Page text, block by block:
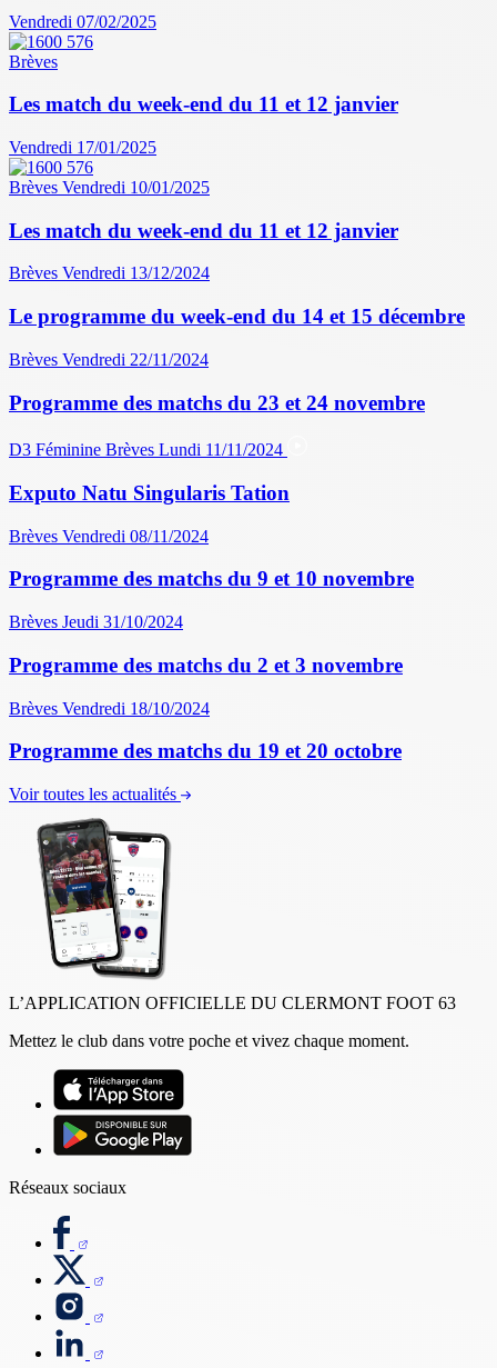
Vendredi 07/02/2025
Brèves
Les match du week-end du 11 et 12 janvier
Vendredi 17/01/2025
Brèves Vendredi 10/01/2025
Les match du week-end du 11 et 12 janvier
Brèves Vendredi 13/12/2024
Le programme du week-end du 14 et 15 décembre
Brèves Vendredi 22/11/2024
Programme des matchs du 23 et 24 novembre
D3 Féminine Brèves Lundi 11/11/2024
Exputo Natu Singularis Tation
Brèves Vendredi 08/11/2024
Programme des matchs du 9 et 10 novembre
Brèves Jeudi 31/10/2024
Programme des matchs du 2 et 3 novembre
Brèves Vendredi 18/10/2024
Programme des matchs du 19 et 20 octobre
Voir toutes les actualités
L’APPLICATION OFFICIELLE DU CLERMONT FOOT 63
Mettez le club dans votre poche et vivez chaque moment.
Réseaux sociaux